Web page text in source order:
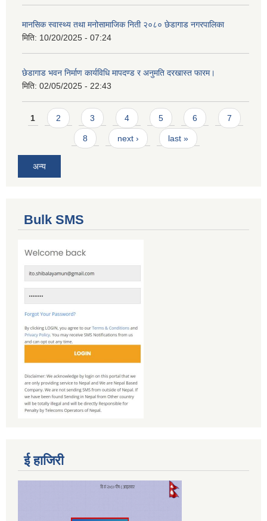
मानसिक स्वास्थ्य तथा मनोसामाजिक निती २०८० छेडागाड नगरपालिका
मिति: 10/20/2025 - 07:24
छेडागाड भवन निर्माण कार्यविधि मापदण्ड र अनुमति दरखास्त फारम।
मिति: 02/05/2025 - 22:43
Pages
1 2 3 4 5 6 7
8 next › last »
अन्य
Bulk SMS
ई हाजिरी